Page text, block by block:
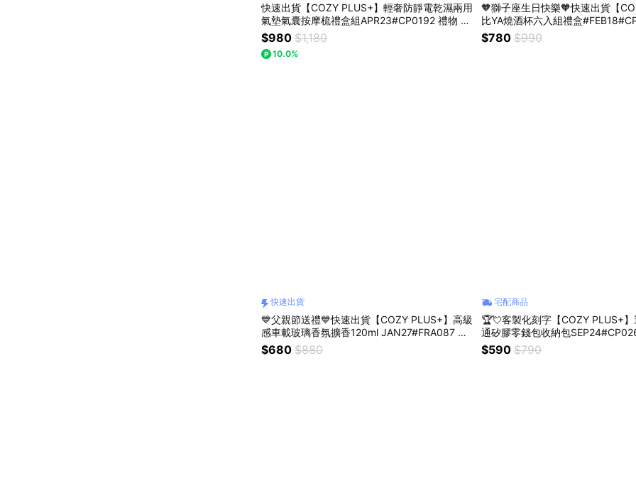
快速出貨【COZY PLUS+】輕奢防靜電乾濕兩用
氣墊氣囊按摩梳禮盒組APR23#CP0192 禮物 生
日禮物 交換禮 母親節禮物
$980 $1,180
10.0%
🧡獅子座生日快樂🧡快速出貨【
比YA燒酒杯六入組禮盒
生日禮物 交換禮 情人節禮物 燒酒
$780 $990
快速出貨
💙父親節送禮💙快速出貨【COZY PLUS+】高級
感車載玻璃香氛擴香120ml JAN27#FRA087 質
感香氛 擴香 禮物 交換禮 車用香氛 男朋友禮物
$680 $880
宅配商品
🏆💘客製化刻字【COZY PLUS+
通矽膠零錢包收納包
納包 掛飾 禮物 生日禮物 棒球 籃球
$590 $790